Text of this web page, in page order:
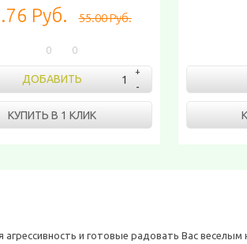
Руб. 55.00 Руб.
0 0
ДОБАВИТЬ
КУПИТЬ В 1 КЛИК
и готовые радовать Вас